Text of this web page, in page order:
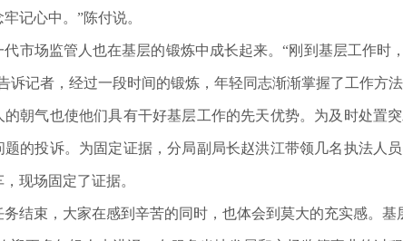
记心中。”陈付说。
场监管人也在基层的锻炼中成长起来。“刚到基层工作时
诉记者，经过一段时间的锻炼，年轻同志渐渐掌握了工作方
气也使他们具有干好基层工作的先天优势。为及时处置突
题的投诉。为固定证据，分局副局长赵洪江带领几名执法人
现场固定了证据。
束，大家在感到辛苦的同时，也体会到莫大的充实感。基